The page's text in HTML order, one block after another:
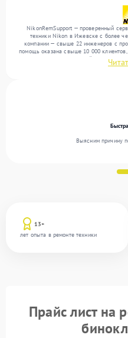
NikonRemSupport — проверенный
техники Nikon в Ижевске с более
компании — свыше 22 инженеров с
помощь оказана свыше 10 000
Ежемесячно в сервисный центр
выполняем ремонт различного уровня
13+
лет опыта в ремонте техники
Выясним причину
Прайс лист на